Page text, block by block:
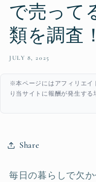
で売って
類を調査！
JULY 8, 2025
※本ページにはアフィリエイ
り当サイトに報酬が発生す
Share
毎日の暮らしで欠